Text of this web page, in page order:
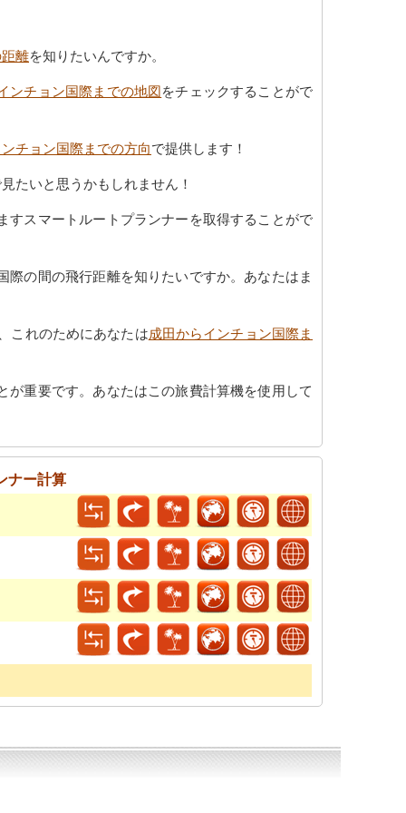
離を知りたいんですか。
ンチョン国際までの地図をチェックすることがで
チョン国際までの方向で提供します！
たいと思うかもしれません！
すスマートルートプランナーを取得することがで
の間の飛行距離を知りたいですか。あなたはま
これのためにあなたは成田からインチョン国際ま
重要です。あなたはこの旅費計算機を使用して
ナー計算